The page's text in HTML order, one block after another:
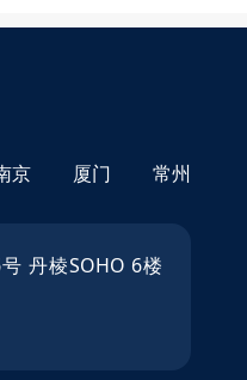
可以关注一下自己的经常
段线上的实习，等到暑期
京 厦门 常州
丹棱SOHO 6楼